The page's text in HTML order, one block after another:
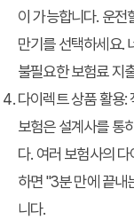
이 가능합니다. 운전
만기를 선택하세요.
불필요한 보험료 지
다이렉트 상품 활용:
보험은 설계사를 통
다. 여러 보험사의
하면 "3분 만에 끝내
니다.